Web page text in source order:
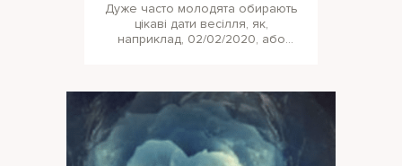
Дуже часто молодята обирають
цікаві дати весілля, як,
наприклад, 02/02/2020, або